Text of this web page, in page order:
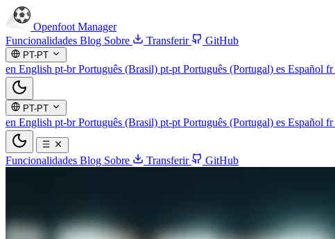
Openfoot Manager
Funcionalidades Blog Sobre Transferir GitHub
PT-PT
en English pt-brPortuguês (Brasil) pt-pt Português (Portugal) es Español fr
PT-PT
en English pt-brPortuguês (Brasil) pt-pt Português (Portugal) es Español fr
Funcionalidades Blog Sobre Transferir GitHub